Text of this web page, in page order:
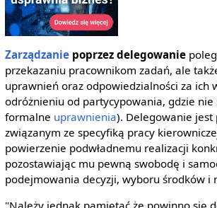
Zarządzaniepoprzez delegowanie
przekazaniu pracownikom zadań, ale
uprawnień oraz odpowiedzialności za ich
odróżnieniu od partycypowania, gdzie nie
formalne uprawnienia). Delegowanie jest
związanym ze specyfiką pracy
powierzenie podwładnemu realizacji
pozostawiając mu pewną swobodę i
podejmowania decyzji, wyboru środków i